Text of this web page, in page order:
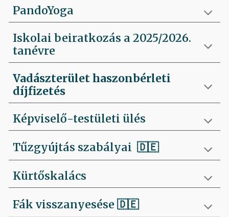
PandoYoga
Iskolai beiratkozás a 2025/2026.
tanévre
Vadászterület haszonbérleti
díjfizetés
Képviselő-testületi ülés
Tűzgyújtás szabályai🇩🇪
Kürtőskalács
Fák visszanyesése🇩🇪